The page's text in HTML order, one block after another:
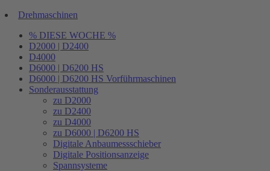
Drehmaschinen
% DIESE WOCHE %
D2000 | D2400
D4000
D6000 | D6200 HS
D6000 | D6200 HS Vorführmaschinen
Sonderausstattung
zu D2000
zu D2400
zu D4000
zu D6000 | D6200 HS
Digitale Anbaumessschieber
Digitale Positionsanzeige
Spannsysteme